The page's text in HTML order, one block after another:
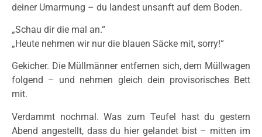
deiner Umarmung – du landest unsanft auf dem Boden.
„Schau dir die mal an.“
„Heute nehmen wir nur die blauen Säcke mit, sorry!“
Gekicher. Die Müllmänner entfernen sich, dem Müllwagen
folgend – und nehmen gleich dein provisorisches Bett
mit.
Verdammt nochmal. Was zum Teufel hast du gestern
Abend angestellt, dass du hier gelandet bist – mitten im